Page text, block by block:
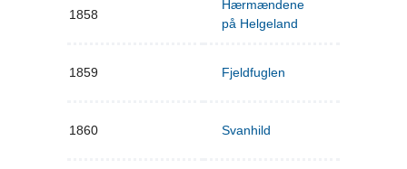
1858
Hærmændene
på Helgeland
1859 Fjeldfuglen
1860 Svanhild